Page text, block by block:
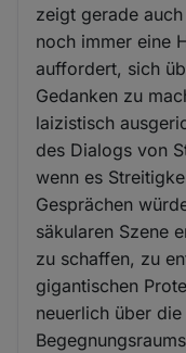
zeigt gerade
noch immer eine
auffordert, sich
Gedanken zu
laizistisch
des Dialogs von
wenn es
Gesprächen
säkularen Szene
zu schaffen, zu
gigantischen
neuerlich über